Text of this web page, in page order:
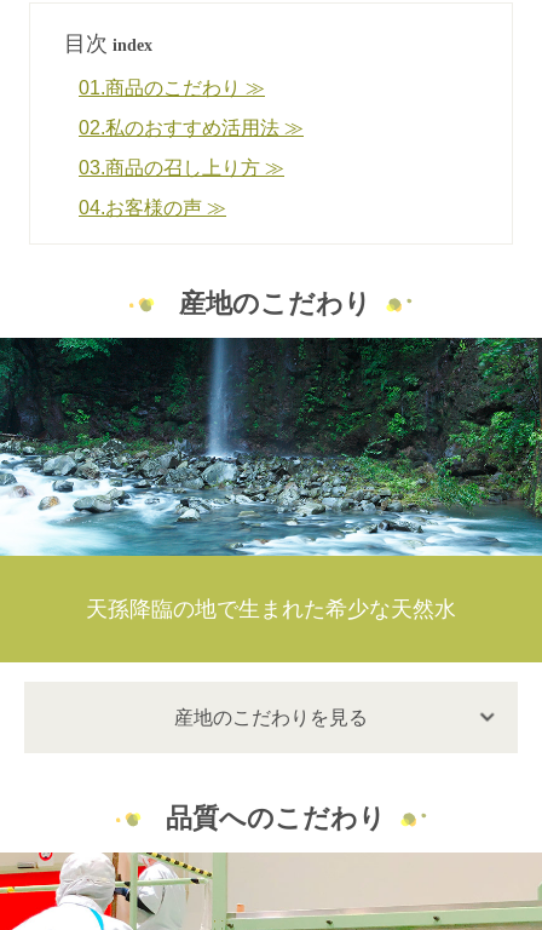
目次 index
01.商品のこだわり ≫
02.私のおすすめ活用法 ≫
03.商品の召し上り方 ≫
04.お客様の声 ≫
産地のこだわり
天孫降臨の地で生まれた希少な天然水
産地のこだわりを見る
品質へのこだわり